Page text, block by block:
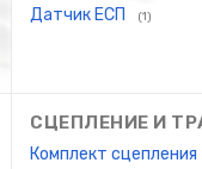
Датчик ЕСП (1)
СЦЕПЛЕНИЕ И
Комплект сцепления